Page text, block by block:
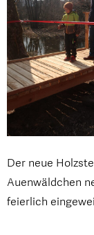
Der neue
Auenwäldchen
feierlich